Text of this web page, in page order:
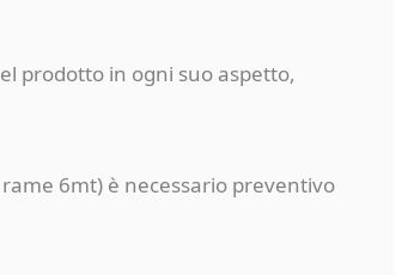
prodotto in ogni suo aspetto,
6mt) è necessario preventivo